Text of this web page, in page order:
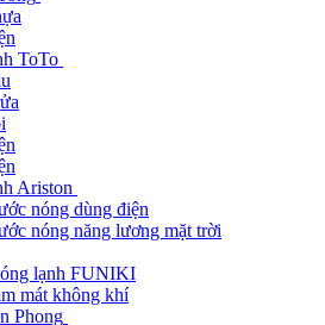
ToTo
Ariston
nóng dùng điện
nóng năng lương mặt trời
lạnh FUNIKI
mát không khí
Phong